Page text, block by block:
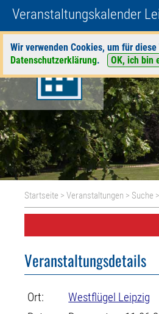
Veranstaltungskalender
Wir verwenden Cookies, um für
Datenschutzerklärung. OK, ich bin
Startseite >Veranstaltungen > Suche >
Veranstaltungsdetails
Ort:
Westflügel Leipzig